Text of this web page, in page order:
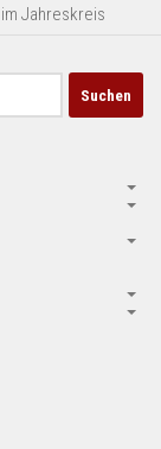
Jahreskreis